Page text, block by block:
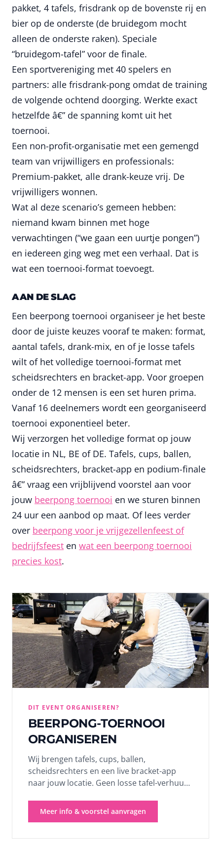
pakket, 4 tafels, frisdrank op de bovenste rij en
bier op de onderste (de bruidegom mocht
alleen de onderste raken). Speciale
“bruidegom-tafel” voor de finale.
Een sportvereniging met 40 spelers en
partners: alle frisdrank-pong omdat de training
de volgende ochtend doorging. Werkte exact
hetzelfde â€” de spanning komt uit het
toernooi.
Een non-profit-organisatie met een gemengd
team van vrijwilligers en professionals:
Premium-pakket, alle drank-keuze vrij. De
vrijwilligers wonnen.
Wat al deze scenario’s gemeen hebben:
niemand kwam binnen met hoge
verwachtingen (“we gaan een uurtje pongen”)
en iedereen ging weg met een verhaal. Dat is
wat een toernooi-format toevoegt.
AAN DE SLAG
Een beerpong toernooi organiseer je het beste
door de juiste keuzes vooraf te maken: format,
aantal tafels, drank-mix, en of je losse tafels
wilt of het volledige toernooi-format met
scheidsrechters en bracket-app. Voor groepen
onder de 12 mensen is een set huren prima.
Vanaf 16 deelnemers wordt een georganiseerd
toernooi exponentieel beter.
Wij verzorgen het volledige format op jouw
locatie in NL, BE of DE. Tafels, cups, ballen,
scheidsrechters, bracket-app en podium-finale
â€” vraag een vrijblijvend voorstel aan voor
jouw beerpong toernooi en we sturen binnen
24 uur een aanbod op maat. Of lees verder
over beerpong voor je vrijgezellenfeest of
bedrijfsfeest en wat een beerpong toernooi
precies kost.
DIT EVENT ORGANISEREN?
BEERPONG-TOERNOOI
ORGANISEREN
Wij brengen tafels, cups, ballen,
scheidsrechters en een live bracket-app
naar jouw locatie. Geen losse tafel-verhuur,
Voor 16 tot 80 deelnemers, 2 uur, met of
zonder alcohol. Kies je pakket en ontvang
Meer info & voorstel aanvragen